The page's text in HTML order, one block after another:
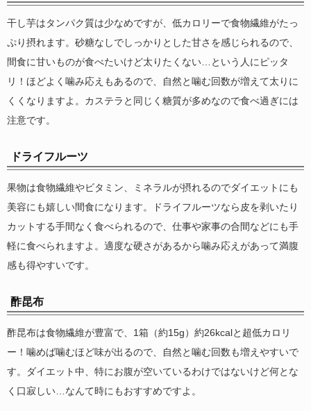
干し芋はタンパク質は少なめですが、低カロリーで食物繊維がたっ
ぷり摂れます。砂糖なしでしっかりとした甘さを感じられるので、
間食に甘いものが食べたいけど太りたくない…という人にピッタ
リ！ほどよく噛み応えもあるので、自然と噛む回数が増えて太りに
くくなりますよ。カステラと同じく糖質が多めなので食べ過ぎには
注意です。
ドライフルーツ
果物は食物繊維やビタミン、ミネラルが摂れるのでダイエットにも
美容にも嬉しい間食になります。ドライフルーツなら皮を剥いたり
カットする手間なく食べられるので、仕事や家事の合間などにも手
軽に食べられますよ。適度な硬さがあるから噛み応えがあって満腹
感も得やすいです。
酢昆布
酢昆布は食物繊維が豊富で、1箱（約15g）約26kcalと超低カロリ
ー！噛めば噛むほど味が出るので、自然と噛む回数も増えやすいで
す。ダイエット中、特にお腹が空いているわけではないけど何とな
く口寂しい…なんて時にもおすすめですよ。